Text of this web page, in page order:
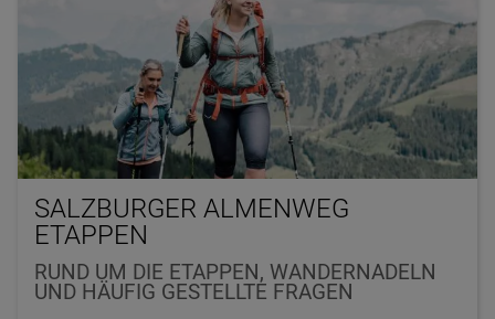
SALZBURGER ALMENWEG
ETAPPEN
RUND UM DIE ETAPPEN, WANDERNADELN
UND HÄUFIG GESTELLTE FRAGEN